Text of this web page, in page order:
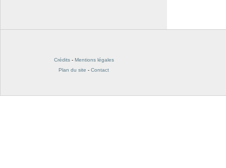
Crédits- Mentions légales
Plan du site - Contact